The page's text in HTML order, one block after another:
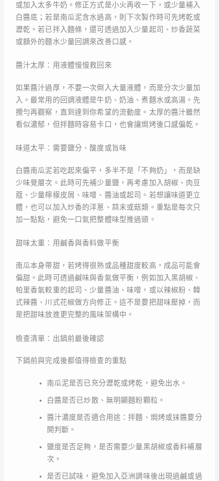
或加入太多牛奶。修正方式是小火再收一下，或少量補入
白醬底；若是南瓜泥含水過高，則下次製作時可先烤乾或
瀝乾。若已拌入麵條，還可透過加入少量起司、炒香蔬菜
或額外的麵水少量回調來改善口感。
醬汁太厚：用液體慢慢救回來
如果醬汁過厚，不要一次倒入大量液體，而是分次少量加
入。最常用的回調液體是牛奶、奶油、煮麵水或高湯。先
攪勻再觀察，直到達到你希望的流動度。太厚的醬汁雖然
看似濃郁，但拌麵時容易卡口，也會讓焗烤後口感偏乾。
味道太平：需要鹽分、酸度或旨味
白醬南瓜泥若吃起來偏平，多半不是「不夠奶」，而是缺
少味覺層次。此時可先補少量鹽，再考慮加入胡椒、肉豆
蔻、少量檸檬皮屑、味噌、醬油或起司。若想讓味道更立
體，也可以加入炒香的洋蔥、蒜末或菇類。重點是每次只
加一點點，避免一口氣把整體味型推過頭。
甜味太重：用鹹香與香料做平衡
南瓜本身帶甜，若烤得很熟或品種甜度較高，成品可能會
偏甜。此時可透過鹹味與香氣做平衡，例如加入黑胡椒、
帕里香氣較重的起司、少量醬油、味噌，或以辣椒粉、韓
式辣醬、川式花椒做方向修正。這不是要把甜味壓掉，而
是把甜味放進更完整的風味架構中。
檢查清單：出鍋前最後確認
下鍋前與完成後都值得檢查的重點
南瓜泥是否已充分瀝乾或烤乾，避免出水。
白醬是否已炒散、無明顯麵粉顆粒。
醬汁濃度是否適合用途：拌麵、焗烤或抹醬要分
開判斷。
鹽度是否足夠，是否需要少量黑胡椒或香料補層
次。
是否已試味，避免加入亞洲調味後出現過鹹或過